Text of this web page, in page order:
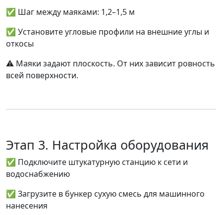
✅ Шаг между маяками: 1,2–1,5 м
✅ Установите угловые профили на внешние углы и
откосы
⚠️ Маяки задают плоскость. От них зависит ровность
всей поверхности.
Этап 3. Настройка оборудования
✅ Подключите штукатурную станцию к сети и
водоснабжению
✅ Загрузите в бункер сухую смесь для машинного
нанесения